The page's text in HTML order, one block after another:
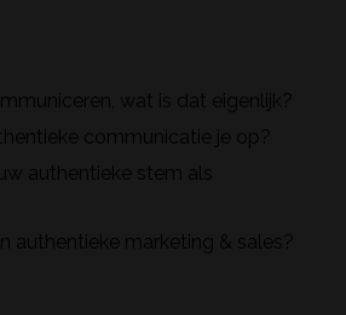
wat is dat eigenlijk?
communicatie je op?
authentieke stem als
authentieke marketing & sales?